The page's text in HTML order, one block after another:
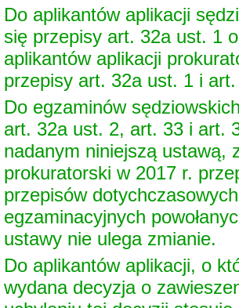
Do aplikantów aplikacji
się przepisy art. 32a ust. 1
aplikantów aplikacji
przepisy art. 32a ust. 1 i
Do egzaminów
art. 32a ust. 2, art. 33 i art.
nadanym niniejszą ustawą,
prokuratorski w 2017 r.
przepisów
egzaminacyjnych
ustawy nie ulega zmianie.
Do aplikantów aplikacji, o
wydana decyzja o